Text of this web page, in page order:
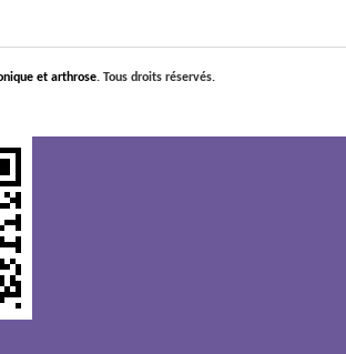
et arthrose. Tous droits réservés.